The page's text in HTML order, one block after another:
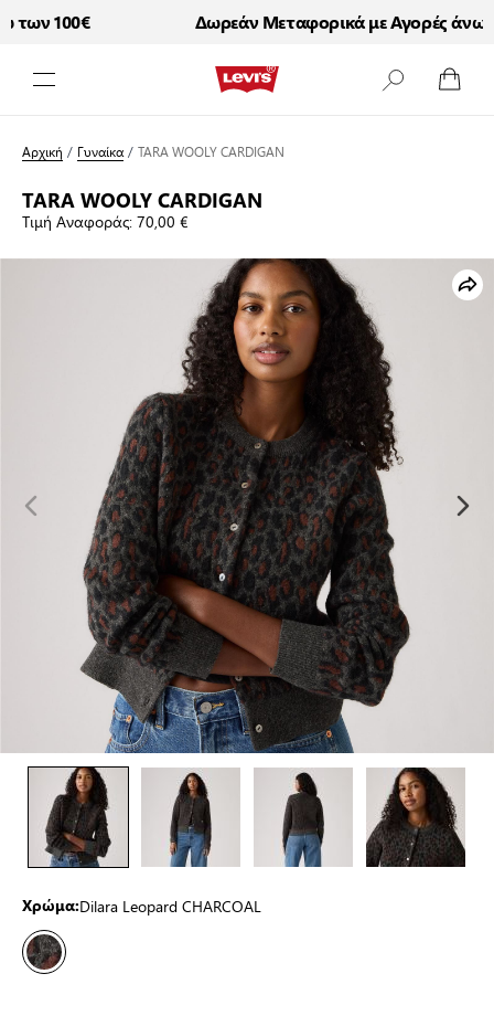
100€ Δωρεάν Μεταφορικά με Αγορές άνω
Αρχική / Γυναίκα/TARA WOOLY CARDIGAN
TARA WOOLY CARDIGAN
Τιμή Αναφοράς:70,00 €
Χρώμα:Dilara Leopard CHARCOAL